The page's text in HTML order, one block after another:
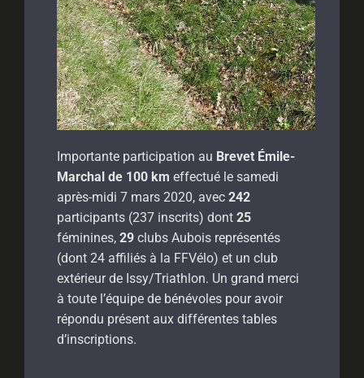
Importante participation au Brevet Émile-
Marchal de 100 km effectué le samedi
après-midi 7 mars 2020, avec 242
participants (237 inscrits) dont 25
féminines, 29 clubs Aubois représentés
(dont 24 affiliés à la FFVélo) et un club
extérieur de Issy/Triathlon. Un grand merci
à toute l’équipe de bénévoles pour avoir
répondu présent aux différentes tables
d’inscriptions.